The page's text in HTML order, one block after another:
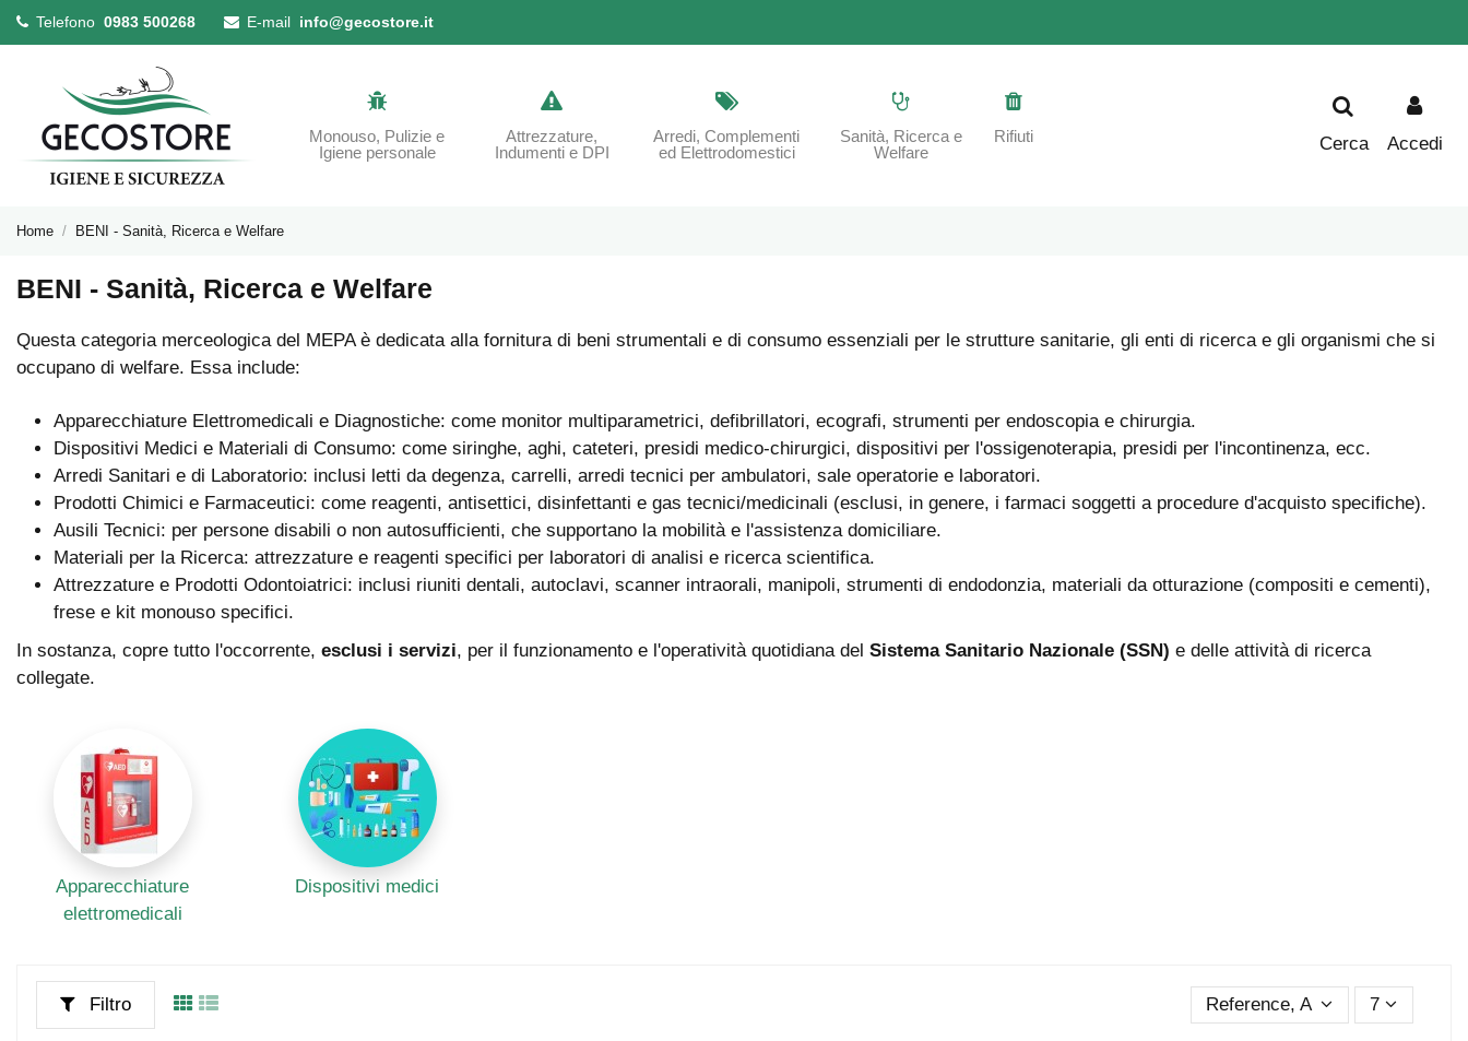
Telefono 0983 500268 E-mail info@gecostore.it
Monouso, Pulizie e
Igiene personale
Attrezzature,
Indumenti e DPI
Arredi, Complementi
ed Elettrodomestici
Sanità, Ricerca e
Welfare
Rifiuti Cerca Accedi
Home BENI - Sanità, Ricerca e Welfare
BENI - Sanità, Ricerca e Welfare
Questa categoria merceologica del MEPA è dedicata alla fornitura di beni strumentali e di consumo essenziali per le strutture sanitarie, gli enti di ricerca e gli organismi che si
occupano di welfare. Essa include:
Apparecchiature Elettromedicali e Diagnostiche: come monitor multiparametrici, defibrillatori, ecografi, strumenti per endoscopia e chirurgia.
Dispositivi Medici e Materiali di Consumo: come siringhe, aghi, cateteri, presidi medico-chirurgici, dispositivi per l'ossigenoterapia, presidi per l'incontinenza, ecc.
Arredi Sanitari e di Laboratorio: inclusi letti da degenza, carrelli, arredi tecnici per ambulatori, sale operatorie e laboratori.
Prodotti Chimici e Farmaceutici: come reagenti, antisettici, disinfettanti e gas tecnici/medicinali (esclusi, in genere, i farmaci soggetti a procedure d'acquisto specifiche).
Ausili Tecnici: per persone disabili o non autosufficienti, che supportano la mobilità e l'assistenza domiciliare.
Materiali per la Ricerca: attrezzature e reagenti specifici per laboratori di analisi e ricerca scientifica.
Attrezzature e Prodotti Odontoiatrici: inclusi riuniti dentali, autoclavi, scanner intraorali, manipoli, strumenti di endodonzia, materiali da otturazione (compositi e cementi),
frese e kit monouso specifici.
In sostanza, copre tutto l'occorrente, esclusi i servizi, per il funzionamento e l'operatività quotidiana del Sistema Sanitario Nazionale (SSN) e delle attività di ricerca
collegate.
Apparecchiature
elettromedicali
Dispositivi medici
Filtro Reference, A to Z 7